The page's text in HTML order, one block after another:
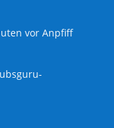
vor Anpfiff